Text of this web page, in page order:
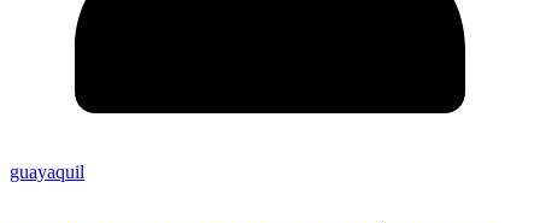
guayaquil